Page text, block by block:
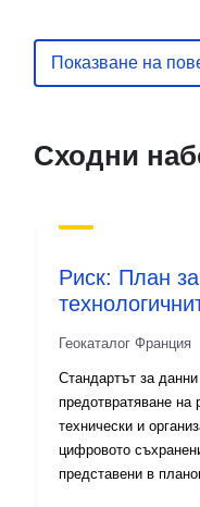
Идентификатор
и:
Тип:
Показване на
Сходни
Риск: План
Геокаталог Франция
Стандартът за
предотвратяване на
технически и
цифровото
представени в